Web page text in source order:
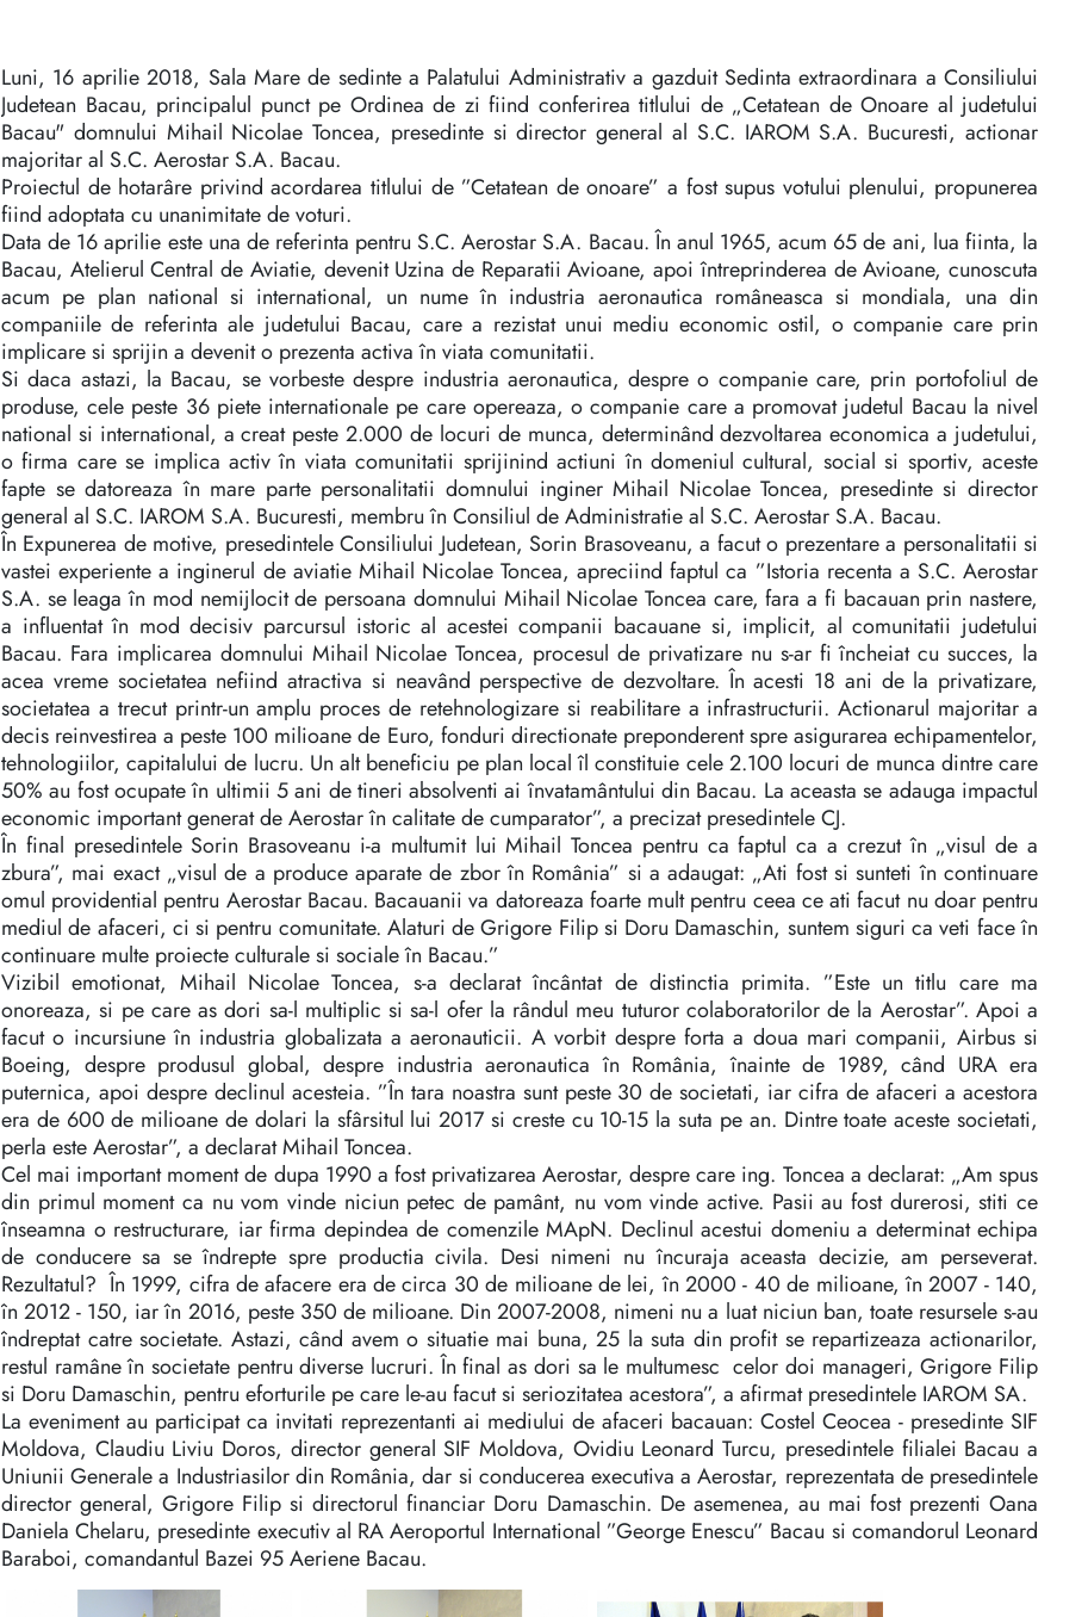
Luni, 16 aprilie 2018, Sala Mare de sedinte a Palatului Administrativ a gazduit Sedinta extraordinara a Consiliului
Judetean Bacau, principalul punct pe Ordinea de zi fiind conferirea titlului de „Cetatean de Onoare al judetului
Bacau" domnului Mihail Nicolae Toncea, presedinte si director general al S.C. IAROM S.A. Bucuresti, actionar
majoritar al S.C. Aerostar S.A. Bacau.
Proiectul de hotarâre privind acordarea titlului de ”Cetatean de onoare” a fost supus votului plenului, propunerea
fiind adoptata cu unanimitate de voturi.
Data de 16 aprilie este una de referinta pentru S.C. Aerostar S.A. Bacau. În anul 1965, acum 65 de ani, lua fiinta, la
Bacau, Atelierul Central de Aviatie, devenit Uzina de Reparatii Avioane, apoi întreprinderea de Avioane, cunoscuta
acum pe plan national si international, un nume în industria aeronautica româneasca si mondiala, una din
companiile de referinta ale judetului Bacau, care a rezistat unui mediu economic ostil, o companie care prin
implicare si sprijin a devenit o prezenta activa în viata comunitatii.
Si daca astazi, la Bacau, se vorbeste despre industria aeronautica, despre o companie care, prin portofoliul de
produse, cele peste 36 piete internationale pe care opereaza, o companie care a promovat judetul Bacau la nivel
national si international, a creat peste 2.000 de locuri de munca, determinând dezvoltarea economica a judetului,
o firma care se implica activ în viata comunitatii sprijinind actiuni în domeniul cultural, social si sportiv, aceste
fapte se datoreaza în mare parte personalitatii domnului inginer Mihail Nicolae Toncea, presedinte si director
general al S.C. IAROM S.A. Bucuresti, membru în Consiliul de Administratie al S.C. Aerostar S.A. Bacau.
În Expunerea de motive, presedintele Consiliului Judetean, Sorin Brasoveanu, a facut o prezentare a personalitatii si
vastei experiente a inginerul de aviatie Mihail Nicolae Toncea, apreciind faptul ca ”Istoria recenta a S.C. Aerostar
S.A. se leaga în mod nemijlocit de persoana domnului Mihail Nicolae Toncea care, fara a fi bacauan prin nastere,
a influentat în mod decisiv parcursul istoric al acestei companii bacauane si, implicit, al comunitatii judetului
Bacau. Fara implicarea domnului Mihail Nicolae Toncea, procesul de privatizare nu s-ar fi încheiat cu succes, la
acea vreme societatea nefiind atractiva si neavând perspective de dezvoltare. În acesti 18 ani de la privatizare,
societatea a trecut printr-un amplu proces de retehnologizare si reabilitare a infrastructurii. Actionarul majoritar a
decis reinvestirea a peste 100 milioane de Euro, fonduri directionate preponderent spre asigurarea echipamentelor,
tehnologiilor, capitalului de lucru. Un alt beneficiu pe plan local îl constituie cele 2.100 locuri de munca dintre care
50% au fost ocupate în ultimii 5 ani de tineri absolventi ai învatamântului din Bacau. La aceasta se adauga impactul
economic important generat de Aerostar în calitate de cumparator”, a precizat presedintele CJ.
În final presedintele Sorin Brasoveanu i-a multumit lui Mihail Toncea pentru ca faptul ca a crezut în „visul de a
zbura”, mai exact „visul de a produce aparate de zbor în România” si a adaugat: „Ati fost si sunteti în continuare
omul providential pentru Aerostar Bacau. Bacauanii va datoreaza foarte mult pentru ceea ce ati facut nu doar pentru
mediul de afaceri, ci si pentru comunitate. Alaturi de Grigore Filip si Doru Damaschin, suntem siguri ca veti face în
continuare multe proiecte culturale si sociale în Bacau.”
Vizibil emotionat, Mihail Nicolae Toncea, s-a declarat încântat de distinctia primita. ”Este un titlu care ma
onoreaza, si pe care as dori sa-l multiplic si sa-l ofer la rândul meu tuturor colaboratorilor de la Aerostar”. Apoi a
facut o incursiune în industria globalizata a aeronauticii. A vorbit despre forta a doua mari companii, Airbus si
Boeing, despre produsul global, despre industria aeronautica în România, înainte de 1989, când URA era
puternica, apoi despre declinul acesteia. ”În tara noastra sunt peste 30 de societati, iar cifra de afaceri a acestora
era de 600 de milioane de dolari la sfârsitul lui 2017 si creste cu 10-15 la suta pe an. Dintre toate aceste societati,
perla este Aerostar”, a declarat Mihail Toncea.
Cel mai important moment de dupa 1990 a fost privatizarea Aerostar, despre care ing. Toncea a declarat: „Am spus
din primul moment ca nu vom vinde niciun petec de pamânt, nu vom vinde active. Pasii au fost durerosi, stiti ce
înseamna o restructurare, iar firma depindea de comenzile MApN. Declinul acestui domeniu a determinat echipa
de conducere sa se îndrepte spre productia civila. Desi nimeni nu încuraja aceasta decizie, am perseverat.
Rezultatul? În 1999, cifra de afacere era de circa 30 de milioane de lei, în 2000 - 40 de milioane, în 2007 - 140,
în 2012 - 150, iar în 2016, peste 350 de milioane. Din 2007-2008, nimeni nu a luat niciun ban, toate resursele s-au
îndreptat catre societate. Astazi, când avem o situatie mai buna, 25 la suta din profit se repartizeaza actionarilor,
restul ramâne în societate pentru diverse lucruri. În final as dori sa le multumesc celor doi manageri, Grigore Filip
si Doru Damaschin, pentru eforturile pe care le-au facut si seriozitatea acestora”, a afirmat presedintele IAROM SA.
La eveniment au participat ca invitati reprezentanti ai mediului de afaceri bacauan: Costel Ceocea - presedinte SIF
Moldova, Claudiu Liviu Doros, director general SIF Moldova, Ovidiu Leonard Turcu, presedintele filialei Bacau a
Uniunii Generale a Industriasilor din România, dar si conducerea executiva a Aerostar, reprezentata de presedintele
director general, Grigore Filip si directorul financiar Doru Damaschin. De asemenea, au mai fost prezenti Oana
Daniela Chelaru, presedinte executiv al RA Aeroportul International ”George Enescu” Bacau si comandorul Leonard
Baraboi, comandantul Bazei 95 Aeriene Bacau.